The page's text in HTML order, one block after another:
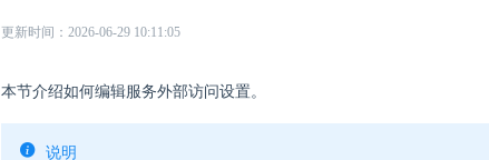
更新时间：2026-06-29 10:11:05
本节介绍如何编辑服务外部访问设置。
说明